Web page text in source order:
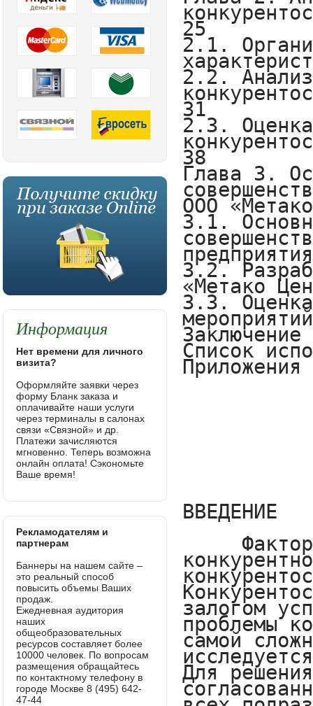
Информация
Нет времени для личного
визита?
Оформляйте заявки через
форму Бланк заказа и
оплачивайте наши услуги
через терминалы в салонах
связи «Связной» и др.
Платежи зачисляются
мгновенно. Теперь возможна
онлайн оплата! Сэкономьте
Ваше время!
Рекламодателям и
партнерам
Баннеры на нашем сайте –
это реальный способ
повысить объемы Ваших
продаж.
Ежедневная аудитория
наших
общеобразовательных
ресурсов составляет более
10000 человек. По вопросам
размещения обращайтесь
по контактному телефону в
городе Москве 8 (495) 642-
47-44